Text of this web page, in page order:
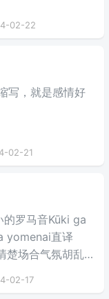
02-22
写，就是感情好
02-21
的罗马音Kūki ga
yomenai直译
楚场合气氛胡乱
02-17